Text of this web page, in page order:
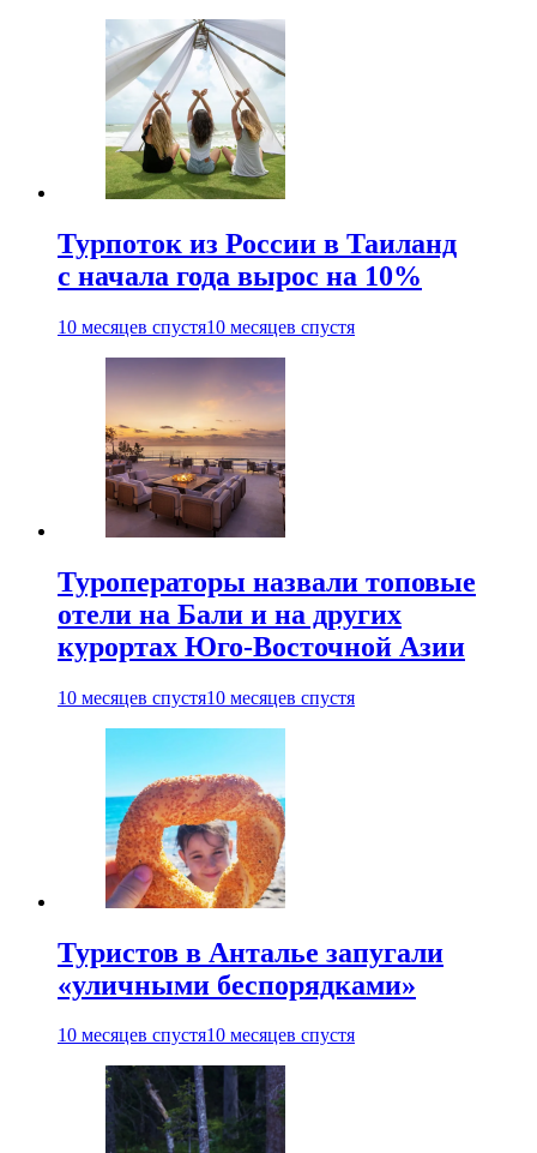
Турпоток из России в Таиланд
с начала года вырос на 10%
10 месяцев спустя10 месяцев спустя
Туроператоры назвали топовые
отели на Бали и на других
курортах Юго-Восточной Азии
10 месяцев спустя10 месяцев спустя
Туристов в Анталье запугали
«уличными беспорядками»
10 месяцев спустя10 месяцев спустя